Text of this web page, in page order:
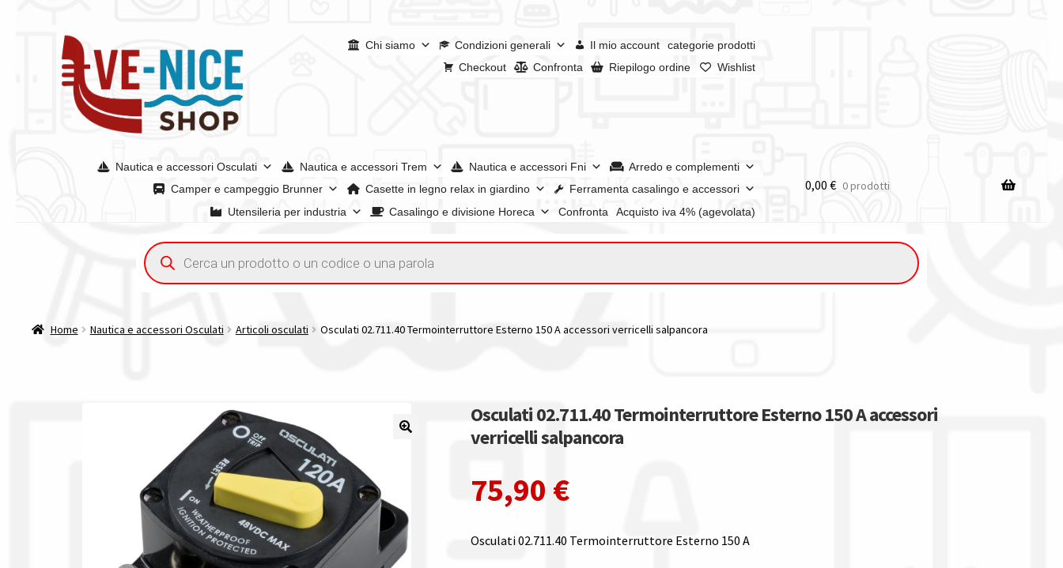
alla
navigazione
contenuto
Chi siamo Condizioni generali Il mio account
categorie prodotti
Checkout
Confronta Riepilogo ordine Wishlist
Nautica e accessori Osculati Nautica e accessori Trem Nautica e accessori Fni
Arredo e complementi
Camper e campeggio Brunner
Casette in legno relax in giardino
Ferramenta casalingo e accessori
Utensileria per industria
Casalingo e divisione Horeca Confronta Acquisto iva 4% (agevolata)
Acquisto iva 4% (agevolata)Chi siamoCondizioni generaliConfrontaConfrontaI nostri negoziRiepilogo ordine
Spedizioni in europaSpedizioni in italiaTutte le categorie dei prodottiWishlistCheckoutIl mio account
0,00 € 0 prodotti
Ricerca
prodotti
Home Nautica e accessori Osculati Articoli osculati Osculati 02.711.40 Termointerruttore Esterno 150 A accessori verricelli salpancora
Osculati 02.711.40 Termointerruttore Esterno 150 A accessori
verricelli salpancora
75,90 €
Osculati 02.711.40 Termointerruttore Esterno 150 A